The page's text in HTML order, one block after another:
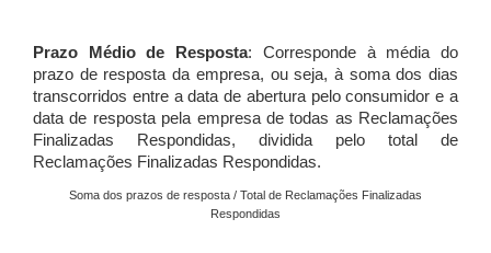
Prazo Médio de Resposta: Corresponde à média do
prazo de resposta da empresa, ou seja, à soma dos dias
transcorridos entre a data de abertura pelo consumidor e a
data de resposta pela empresa de todas as Reclamações
Finalizadas Respondidas, dividida pelo total de
Reclamações Finalizadas Respondidas.
Soma dos prazos de resposta / Total de Reclamações Finalizadas
Respondidas